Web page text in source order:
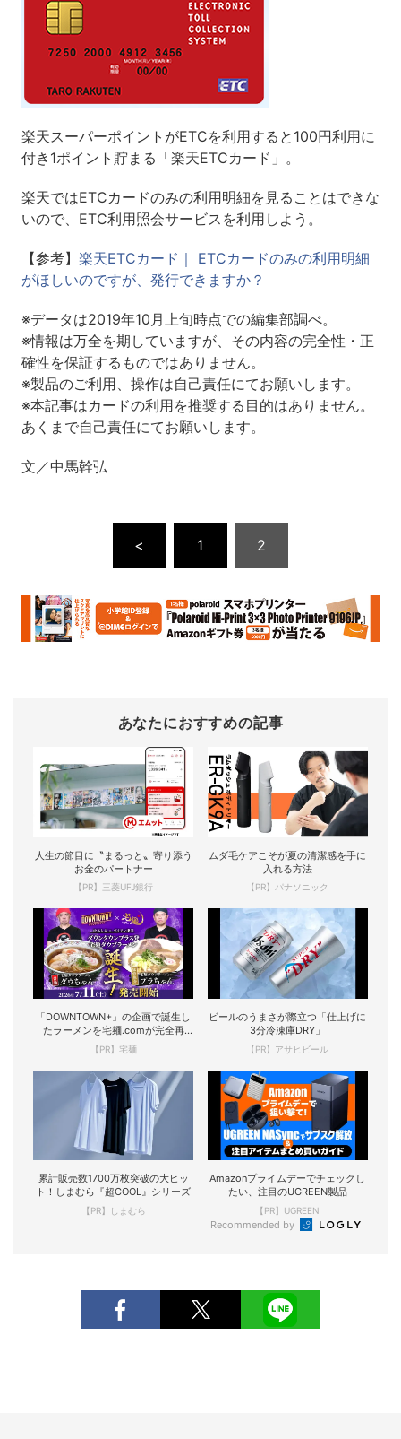
楽天スーパーポイントがETCを利用すると100円利用に
付き1ポイント貯まる「楽天ETCカード」。
楽天ではETCカードのみの利用明細を見ることはできな
いので、ETC利用照会サービスを利用しよう。
【参考】 楽天ETCカード｜ ETCカードのみの利用明細
がほしいのですが、発行できますか？
※データは2019年10月上旬時点での編集部調べ。
※情報は万全を期していますが、その内容の完全性・正
確性を保証するものではありません。
※製品のご利用、操作は自己責任にてお願いします。
※本記事はカードの利用を推奨する目的はありません。
あくまで自己責任にてお願いします。
文／中馬幹弘
< 1 2
あなたにおすすめの記事
人生の節目に〝まるっと〟寄り添う
お金のパートナー
【PR】三菱UFJ銀行
ムダ毛ケアこそが夏の清潔感を手に
入れる方法
【PR】パナソニック
「DOWNTOWN+」の企画で誕生し
たラーメンを宅麺.comが完全再
現！
【PR】宅麺
ビールのうまさが際立つ「仕上げに
3分冷凍庫DRY」
【PR】アサヒビール
累計販売数1700万枚突破の大ヒッ
ト！しまむら『超COOL』シリーズ
【PR】しまむら
Amazonプライムデーでチェックし
たい、注目のUGREEN製品
【PR】UGREEN
Recommended by